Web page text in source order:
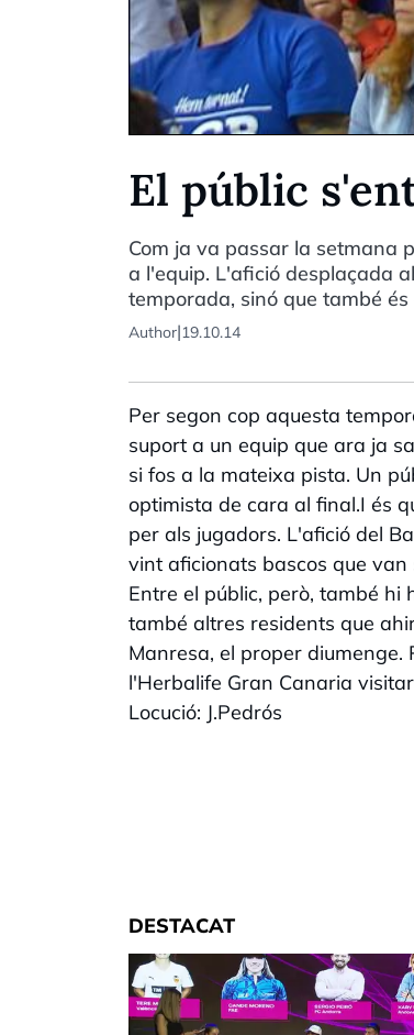
El públic
Com ja va passar la setmana
a l'equip. L'afició desplaçada
temporada, sinó que també
Author|19.10.14
Per segon cop aquesta
suport a un equip que ara ja
si fos a la mateixa pista. Un
optimista de cara al final.I és
per als jugadors. L'afició del
vint aficionats bascos que
Entre el públic, però, també hi
també altres residents que
Manresa, el proper
l'Herbalife Gran Canaria
Locució: J.Pedrós
DESTACAT